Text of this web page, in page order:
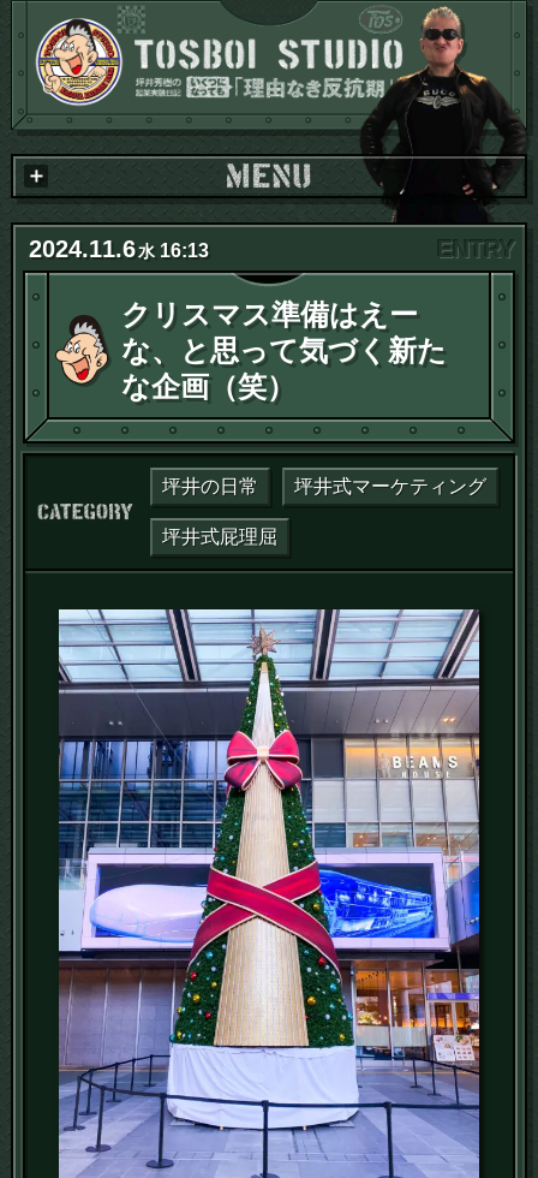
2024.11.6水 16:13
クリスマス準備はえー
な、と思って気づく新た
な企画（笑）
カテゴリー：
坪井の日常 坪井式マーケティング
坪井式屁理屈